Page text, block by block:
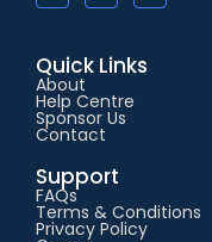
Quick Links
About
Help Centre
Sponsor Us
Contact
Support
FAQs
Terms & Conditions
Privacy Policy